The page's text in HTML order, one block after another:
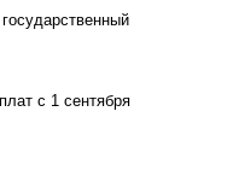
с 1 сентября